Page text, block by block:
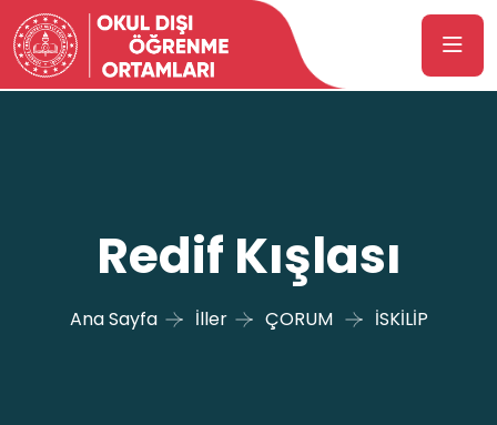
Redif Kışlası
Ana Sayfa İller ÇORUM İSKİLİP